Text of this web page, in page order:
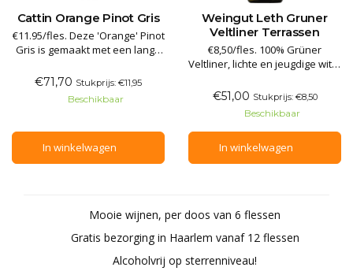
Cattin Orange Pinot Gris
€11.95/fles. Deze 'Orange' Pinot
Gris is gemaakt met een lange
sap oxideert samen met
schillen en pitten en neemt een
licht oranje kleur aan. In de
en smaak van gedroogde
sinaasappelschil herkenba
€71,70 Stukprijs: €11,95
Beschikbaar
In winkelwagen
Weingut Leth Gruner
Veltliner Terrassen
€8,50/fles. 100% Grüner
Veltliner, lichte en jeugdige witte
en citrusvruchten. Deze witte
wijn is fris en verkwikkend in de
mond, met een heerlijk
stimulerende balans van
fruitigheid en zuurgraad,
aangevuld met een afwerking
€51,00 Stukprijs: €8,50
Beschikbaar
In winkelwagen
Mooie wijnen, per doos van 6 flessen
Gratis bezorging in Haarlem vanaf 12 flessen
Alcoholvrij op sterrenniveau!